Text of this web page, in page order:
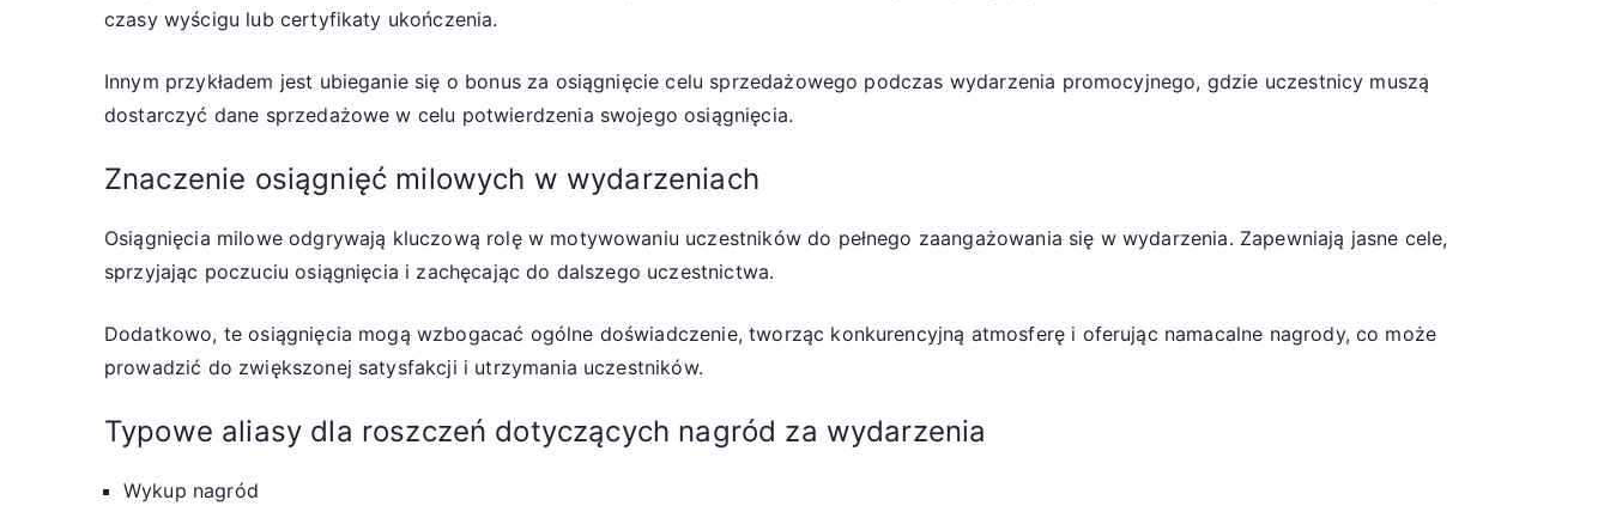
czasy wyścigu lub certyfikaty ukończenia.
Innym przykładem jest ubieganie się o bonus za osiągnięcie celu sprzedażowego podczas wydarzenia promocyjnego, gdzie uczestnicy muszą
dostarczyć dane sprzedażowe w celu potwierdzenia swojego osiągnięcia.
Znaczenie osiągnięć milowych w wydarzeniach
Osiągnięcia milowe odgrywają kluczową rolę w motywowaniu uczestników do pełnego zaangażowania się w wydarzenia. Zapewniają jasne cele,
sprzyjając poczuciu osiągnięcia i zachęcając do dalszego uczestnictwa.
Dodatkowo, te osiągnięcia mogą wzbogacać ogólne doświadczenie, tworząc konkurencyjną atmosferę i oferując namacalne nagrody, co może
prowadzić do zwiększonej satysfakcji i utrzymania uczestników.
Typowe aliasy dla roszczeń dotyczących nagród za wydarzenia
Wykup nagród